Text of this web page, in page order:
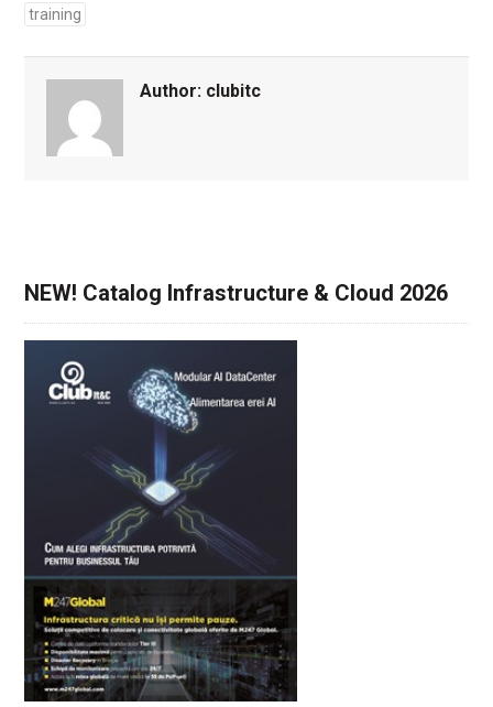
training
Author: clubitc
NEW! Catalog Infrastructure & Cloud 2026